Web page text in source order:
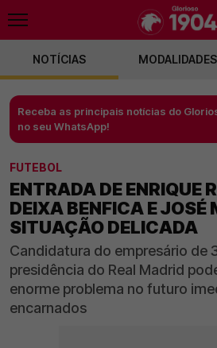
NOTÍCIAS MODALIDADES
Receba as principais notícias do
no seu WhatsApp!
FUTEBOL
ENTRADA DE ENRIQUE
DEIXA BENFICA E JOSÉ
SITUAÇÃO DELICADA
Candidatura do empresário de
presidência do Real Madrid
enorme problema no futuro
encarnados